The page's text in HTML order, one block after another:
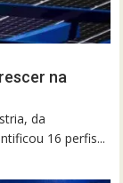
na
da
16 perfis...